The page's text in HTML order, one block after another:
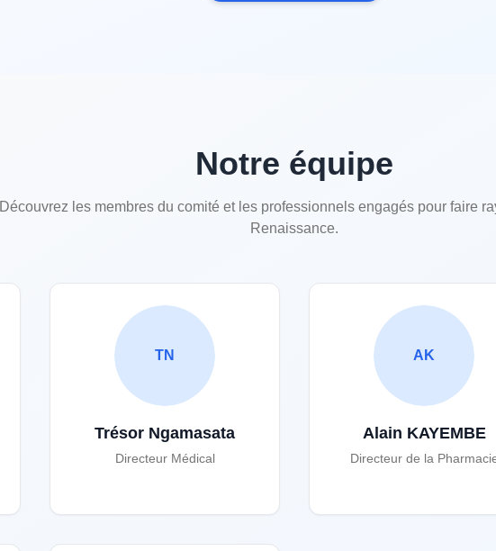
Notre équipe
Découvrez les membres du comité et les professionnels engagés pour faire
Renaissance.
TN
Trésor Ngamasata
Directeur Médical
AK
Alain KAYEMBE
Directeur de la